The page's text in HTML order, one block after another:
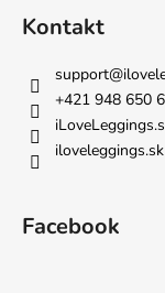
Kontakt
support@
+421 948 650
iloveleggings.sk
Facebook